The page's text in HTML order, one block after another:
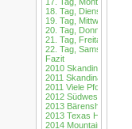
18. Tag, Dienstag
19. Tag, Mittwoch
20. Tag, Donnerstag
21. Tag, Freitag der
22. Tag, Samstag
Fazit
2010 Skandinavien
2011 Skandinavien
2011 Viele Pfoten
2012 Südwesten Auf
2013 Bärenshopping
2013 Texas Houston
2014 Mountains meet